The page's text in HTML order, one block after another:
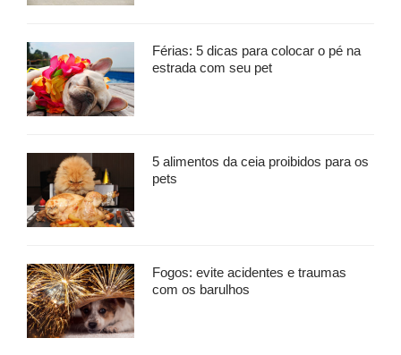
Férias: 5 dicas para colocar o pé na
estrada com seu pet
5 alimentos da ceia proibidos para os
pets
Fogos: evite acidentes e traumas
com os barulhos